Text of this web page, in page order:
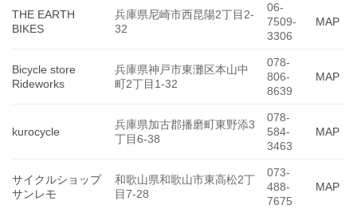
THE EARTH
BIKES
兵庫県尼崎市西昆陽2丁目2-
32
06-
7509-
3306
MAP
Bicycle store
Rideworks
兵庫県神戸市東灘区本山中
町2丁目1-32
078-
806-
8639
MAP
kurocycle
兵庫県加古郡播磨町東野添3
丁目6-38
078-
584-
3463
MAP
サイクルショップ
サンレモ
和歌山県和歌山市東高松2丁
目7-28
073-
488-
7675
MAP